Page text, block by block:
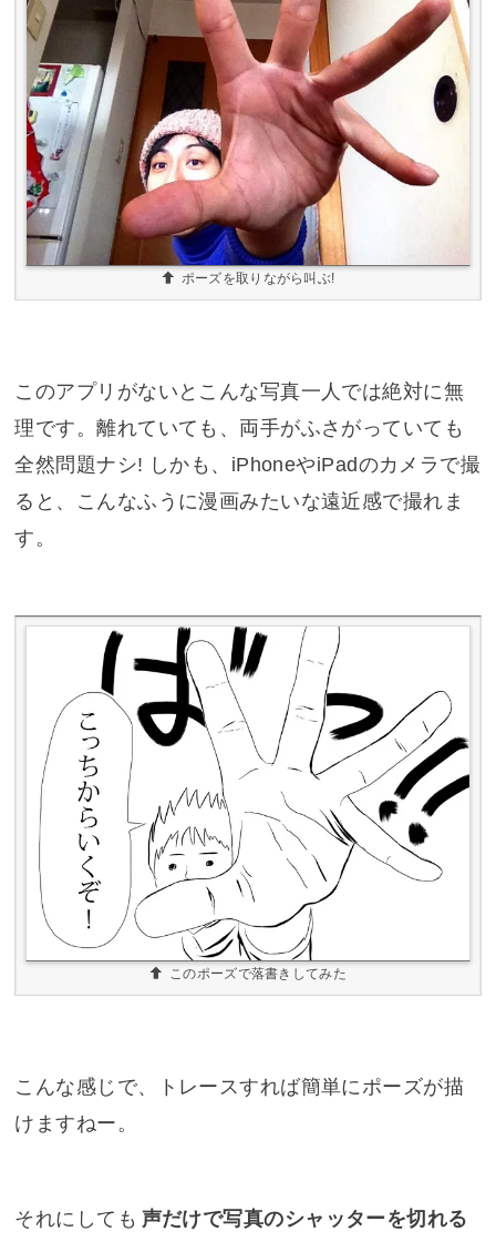
ポーズを取りながら叫ぶ!
このアプリがないとこんな写真一人では絶対に無
理です。離れていても、両手がふさがっていても
全然問題ナシ! しかも、iPhoneやiPadのカメラで撮
ると、こんなふうに漫画みたいな遠近感で撮れま
す。
このポーズで落書きしてみた
こんな感じで、トレースすれば簡単にポーズが描
けますねー。
それにしても 声だけで写真のシャッターを切れる